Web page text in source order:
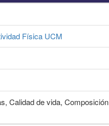
Física UCM
Calidad de vida, Composición